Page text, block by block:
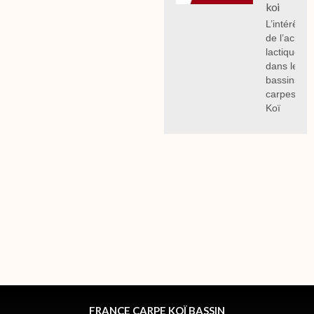
koi
L’intérêt
de l’acide
lactique
dans les
bassins à
carpes
Koï
FRANCE CARPE KOÏ BASSIN